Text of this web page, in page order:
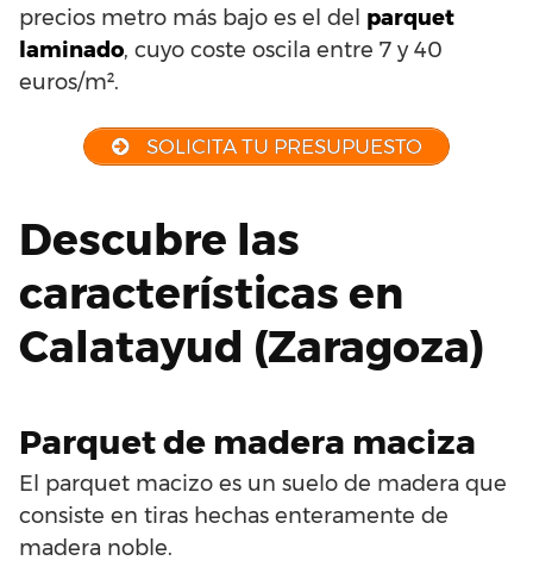
precios metro más bajo es el del parquet
laminado, cuyo coste oscila entre 7 y 40
euros/m².
SOLICITA TU PRESUPUESTO
Descubre las
características en
Calatayud (Zaragoza)
Parquet de madera maciza
El parquet macizo es un suelo de madera que
consiste en tiras hechas enteramente de
madera noble.